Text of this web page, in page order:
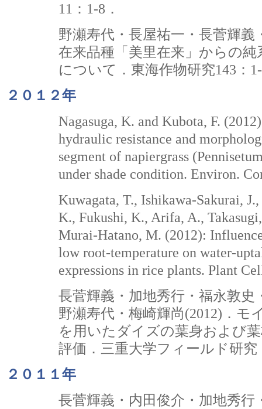
11：1-8．
野瀬寿代・長屋祐一・長菅輝義
在来品種「美里在来」からの
について．東海作物研究143：
２０１２年
Nagasuga, K. and Kubota, F.
hydraulic resistance and
segment of napiergrass
under shade condition. Environ.
Kuwagata, T., Ishikawa-Sakurai,
K., Fukushi, K., Arifa, A.,
Murai-Hatano, M. (2012):
low root-temperature on water-
expressions in rice plants. Plant
長菅輝義・加地秀行・福永敦史
野瀬寿代・梅崎輝尚(2012)．モ
を用いたダイズの葉身および
評価．三重大学フィールド研究
２０１１年
長菅輝義・内田俊介・加地秀行